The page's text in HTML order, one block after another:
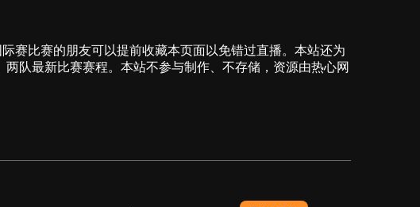
赛比赛的朋友可以提前收藏本页面以免错过直播。本站还为
队最新比赛赛程。本站不参与制作、不存储，资源由热心网